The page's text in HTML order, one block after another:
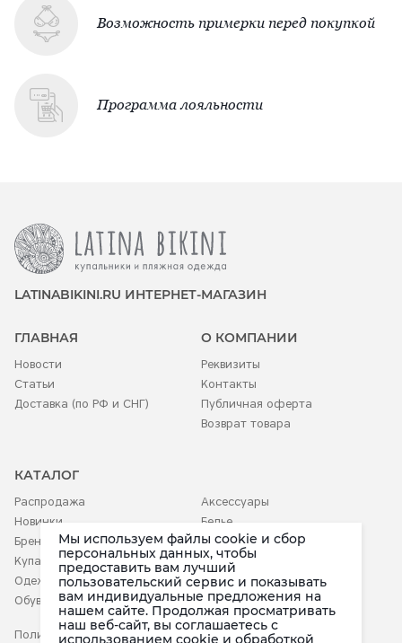
Возможность примерки перед покупкой
Программа лояльности
LATINABIKINI.RU ИНТЕРНЕТ-МАГАЗИН
ГЛАВНАЯ
Новости
Статьи
Доставка (по РФ и СНГ)
О КОМПАНИИ
Реквизиты
Контакты
Публичная оферта
Возврат товара
КАТАЛОГ
Распродажа
Новинки
Бренды
Купальники
Одежда
Обувь
Аксессуары
Белье
Детское
Политика конфиденциальности
Мы используем файлы cookie и сбор
персональных данных, чтобы
предоставить вам лучший
пользовательский сервис и показывать
вам индивидуальные предложения на
нашем сайте. Продолжая просматривать
наш веб-сайт, вы соглашаетесь c